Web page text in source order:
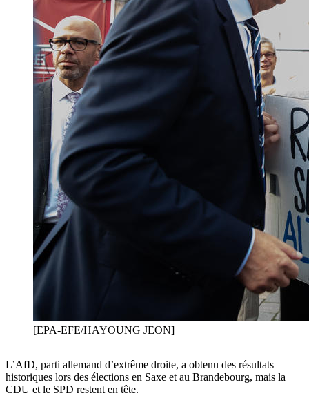
[EPA-EFE/HAYOUNG JEON]
L’AfD, parti allemand d’extrême droite, a obtenu des résultats
historiques lors des élections en Saxe et au Brandebourg, mais la
CDU et le SPD restent en tête.